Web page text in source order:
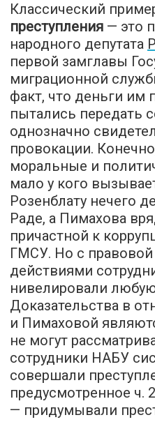
Классический
преступления — это
народного депутата
первой замглавы
миграционной
факт, что деньги им
пытались передать
однозначно
провокации.
моральные и
мало у кого
Розенблату нечего
Раде, а Пимахова
причастной к
ГМСУ. Но с
действиями
нивелировали
Доказательства в
и Пимаховой
не могут
сотрудники НАБУ
совершали
предусмотренное ч.
— придумывали